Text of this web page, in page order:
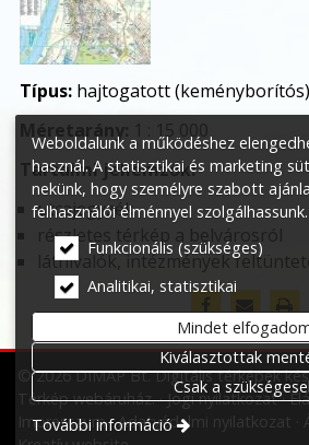
Típus: hajtogatott (keményborítós)
Méretarány: 1 : 15 000
Tartalmi jellemzők:
utcajegyzék
részletes térkép a belvárosról
látnivalók, intézmények
© 2026 DIMAP Bt. Digitális térképek
Térkép webáruház. Jogi nyilatkozat
Impresszum Adatvédelmi nyilatkozat
Weboldalunk a működéshez
használ. A statisztikai és marketing
nekünk, hogy személyre szabott
felhasználói élménnyel szolgálhassunk.
Funkcionális (szükséges)
Analitikai, statisztikai
Mindet
Kiválasztottak
Csak a
További információ